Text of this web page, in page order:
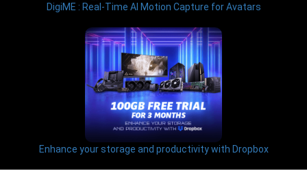
DigiME : Real-Time AI Motion Capture for Avatars
Enhance your storage and productivity with Dropbox